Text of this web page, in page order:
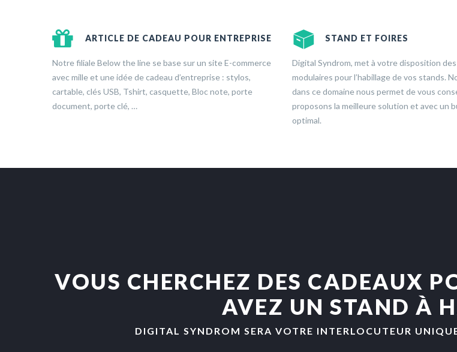
ARTICLE DE CADEAU POUR ENTREPRISE
Notre filiale Below the line se base sur un site E-commerce
avec mille et une idée de cadeau d’entreprise : stylos,
cartable, clés USB, Tshirt, casquette, Bloc note, porte
document, porte clé, …
STAND ET FOIRES
Digital Syndrom, met à votre disposition
modulaires pour l’habillage de vos stands.
dans ce domaine nous permet de vous
proposons la meilleure solution et avec un
optimal.
VOUS CHERCHEZ DES CADEAUX
AVEZ UN STAND À
DIGITAL SYNDROM SERA VOTRE INTERLOCUTEUR